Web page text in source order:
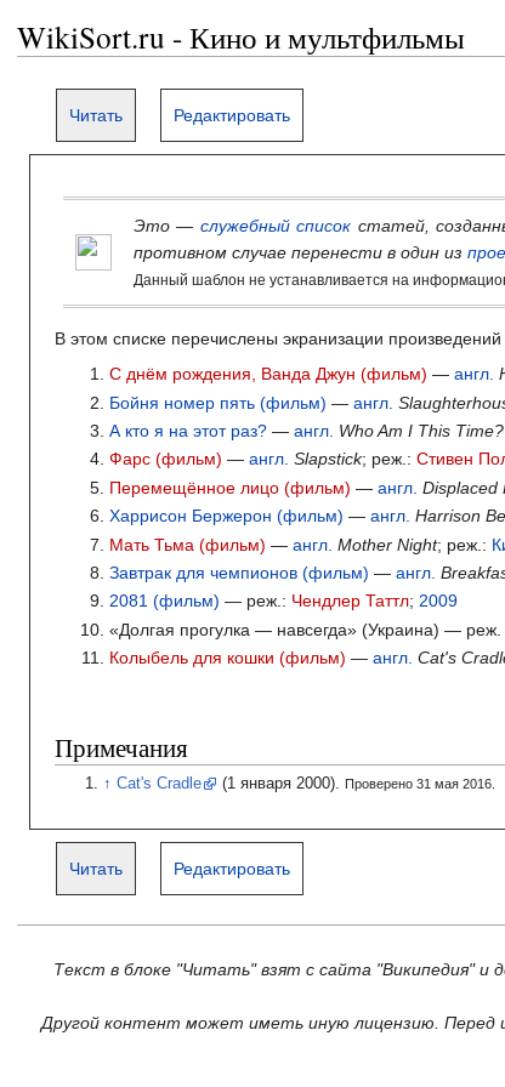
WikiSort.ru - Кино и мультфильмы
Читать Редактировать
Это — служебный список статей,
противном случае перенести в один из
Данный шаблон не устанавливается на
В этом списке перечислены экранизации произведений
С днём рождения, Ванда Джун (фильм) — англ.
Бойня номер пять (фильм) — англ.
А кто я на этот раз?— англ. Who Am I This Time?
Фарс (фильм) — англ. Slapstick; реж.: Стивен
Перемещённое лицо (фильм) — англ. Displaced
Харрисон Бержерон (фильм) — англ. Harrison
Мать Тьма (фильм) — англ. Mother Night; реж.:
Завтрак для чемпионов (фильм) — англ.
2081 (фильм) — реж.: Чендлер Таттл; 2009
«Долгая прогулка — навсегда» (Украина) — реж.
Колыбель для кошки (фильм) — англ. Cat's
Примечания
Cat's Cradle (1 января 2000). Проверено 31 мая 2016.
Читать Редактировать
Текст в блоке "Читать" взят с сайта "Википедия" и
Другой контент может иметь иную лицензию. Перед